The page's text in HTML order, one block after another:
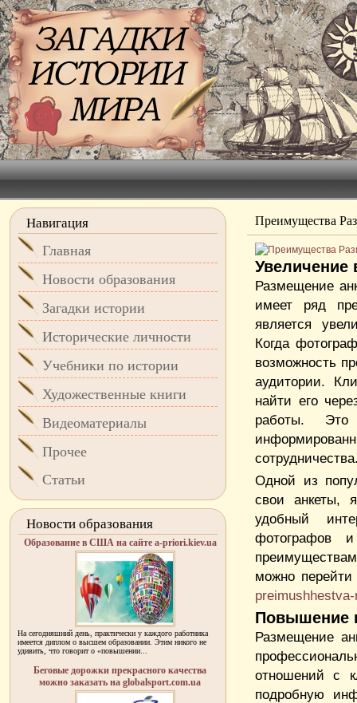
Преимущества
Увеличение
Размещение
имеет ряд
является
Когда
возможность
аудитории.
найти его
работы. Это
Одной из
свои анкеты,
удобный
фотографов
можно
Повышение
Размещение
отношений с
подробную
Навигация
Главная
Новости образования
Загадки истории
Исторические личности
Учебники по истории
Художественные книги
Видеоматериалы
Прочее
Статьи
Новости образования
Образование в США на сайте a-priori.kiev.ua
На сегодняшний день, практически у каждого работника
имеется диплом о высшем образовании. Этим никого не
удивить, что говорит о «повышении...
Беговые дорожки прекрасного качества
можно заказать на globalsport.com.ua